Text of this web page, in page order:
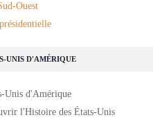
UNIS D'AMÉRIQUE
l'Histoire des États-Unis
Ouest